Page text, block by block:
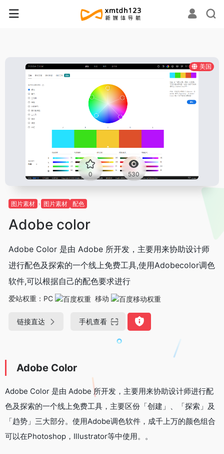
美国
0 530
图片素材 图片素材 配色
Adobe color
Adobe Color 是由 Adobe 所开发，主要用来协助设计师
进行配色及探索的一个线上免费工具,使用Adobecolor调色
软件,可以根据自己的配色要求进行
爱站权重： PC 移动
链接直达 手机查看
Adobe Color
Adobe Color 是由 Adobe 所开发，主要用来协助设计师进行配
色及探索的一个线上免费工具，主要区份「创建」、「探索」及
「趋势」三大部分。使用Adobe调色软件，成千上万的颜色组合
可以在Photoshop，Illustrator等中使用。。